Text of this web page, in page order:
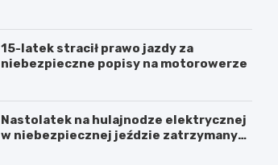
15-latek stracił prawo jazdy za
niebezpieczne popisy na motorowerze
Nastolatek na hulajnodze elektrycznej
w niebezpiecznej jeździe zatrzymany